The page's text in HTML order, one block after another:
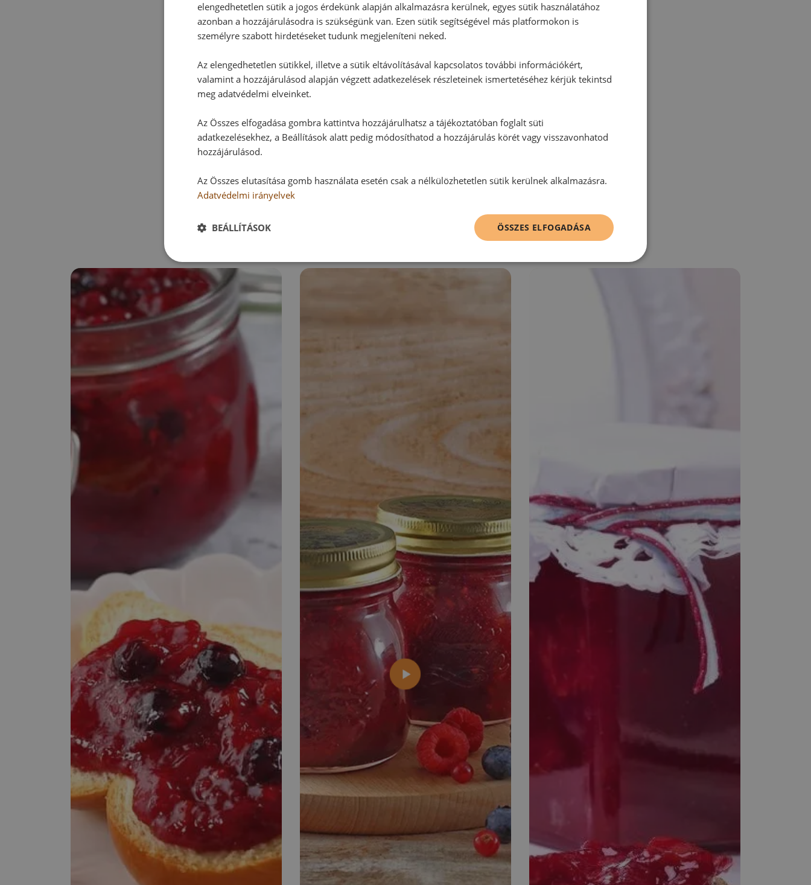
Hozzászólások
Ehhez a recepthez még nem érkezett hozzászólás.
Hozzászólás írása
RECEPTAJÁNLÓ
elengedhetetlen sütik a jogos érdekünk alapján alkalmazásra kerülnek, egyes sütik használatához
azonban a hozzájárulásodra is szükségünk van. Ezen sütik segítségével más platformokon is
személyre szabott hirdetéseket tudunk megjeleníteni neked.
Az elengedhetetlen sütikkel, illetve a sütik eltávolításával kapcsolatos további információkért,
valamint a hozzájárulásod alapján végzett adatkezelések részleteinek ismertetéséhez kérjük tekintsd
meg adatvédelmi elveinket.
Az Összes elfogadása gombra kattintva hozzájárulhatsz a tájékoztatóban foglalt süti
adatkezelésekhez, a Beállítások alatt pedig módosíthatod a hozzájárulás körét vagy visszavonhatod
hozzájárulásod.
Az Összes elutasítása gomb használata esetén csak a nélkülözhetetlen sütik kerülnek alkalmazásra.
Adatvédelmi irányelvek
ÖSSZES ELFOGADÁSA
BEÁLLÍTÁSOK